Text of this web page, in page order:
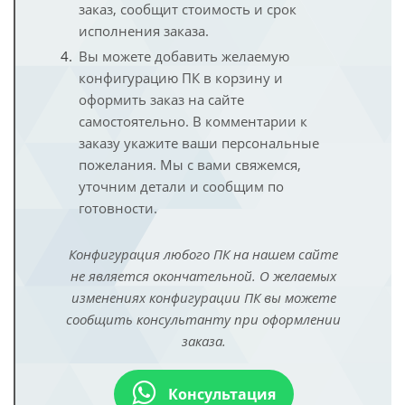
заказ, сообщит стоимость и срок
исполнения заказа.
Вы можете добавить желаемую
конфигурацию ПК в корзину и
оформить заказ на сайте
самостоятельно. В комментарии к
заказу укажите ваши персональные
пожелания. Мы с вами свяжемся,
уточним детали и сообщим по
готовности.
Конфигурация любого ПК на нашем сайте
не является окончательной. О желаемых
изменениях конфигурации ПК вы можете
сообщить консультанту при оформлении
заказа.
Консультация